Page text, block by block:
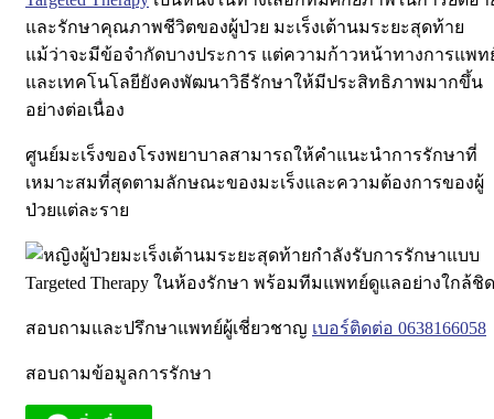
และรักษาคุณภาพชีวิตของผู้ป่วย มะเร็งเต้านมระยะสุดท้าย
แม้ว่าจะมีข้อจำกัดบางประการ แต่ความก้าวหน้าทางการแพท
และเทคโนโลยียังคงพัฒนาวิธีรักษาให้มีประสิทธิภาพมากขึ้น
อย่างต่อเนื่อง
ศูนย์มะเร็งของโรงพยาบาลสามารถให้คำแนะนำการรักษาที่
เหมาะสมที่สุดตามลักษณะของมะเร็งและความต้องการของผู้
ป่วยแต่ละราย
สอบถามและปรึกษาแพทย์ผู้เชี่ยวชาญ เบอร์ติดต่อ 0638166058
สอบถามข้อมูลการรักษา